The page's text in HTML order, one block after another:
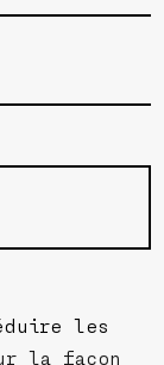
les
la façon